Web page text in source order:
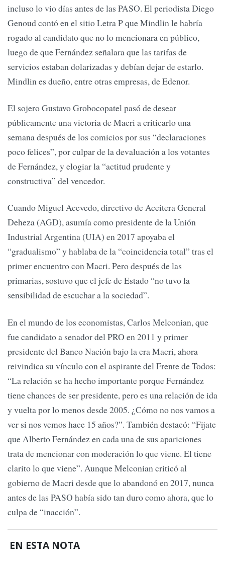
incluso lo vio días antes de las PASO. El periodista Diego
Genoud contó en el sitio Letra P que Mindlin le habría
rogado al candidato que no lo mencionara en público,
luego de que Fernández señalara que las tarifas de
servicios estaban dolarizadas y debían dejar de estarlo.
Mindlin es dueño, entre otras empresas, de Edenor.
El sojero Gustavo Grobocopatel pasó de desear
públicamente una victoria de Macri a criticarlo una
semana después de los comicios por sus “declaraciones
poco felices”, por culpar de la devaluación a los votantes
de Fernández, y elogiar la “actitud prudente y
constructiva” del vencedor.
Cuando Miguel Acevedo, directivo de Aceitera General
Deheza (AGD), asumía como presidente de la Unión
Industrial Argentina (UIA) en 2017 apoyaba el
“gradualismo” y hablaba de la “coincidencia total” tras el
primer encuentro con Macri. Pero después de las
primarias, sostuvo que el jefe de Estado “no tuvo la
sensibilidad de escuchar a la sociedad”.
En el mundo de los economistas, Carlos Melconian, que
fue candidato a senador del PRO en 2011 y primer
presidente del Banco Nación bajo la era Macri, ahora
reivindica su vínculo con el aspirante del Frente de Todos:
“La relación se ha hecho importante porque Fernández
tiene chances de ser presidente, pero es una relación de ida
y vuelta por lo menos desde 2005. ¿Cómo no nos vamos a
ver si nos vemos hace 15 años?”. También destacó: “Fijate
que Alberto Fernández en cada una de sus apariciones
trata de mencionar con moderación lo que viene. El tiene
clarito lo que viene”. Aunque Melconian criticó al
gobierno de Macri desde que lo abandonó en 2017, nunca
antes de las PASO había sido tan duro como ahora, que lo
culpa de “inacción”.
EN ESTA NOTA